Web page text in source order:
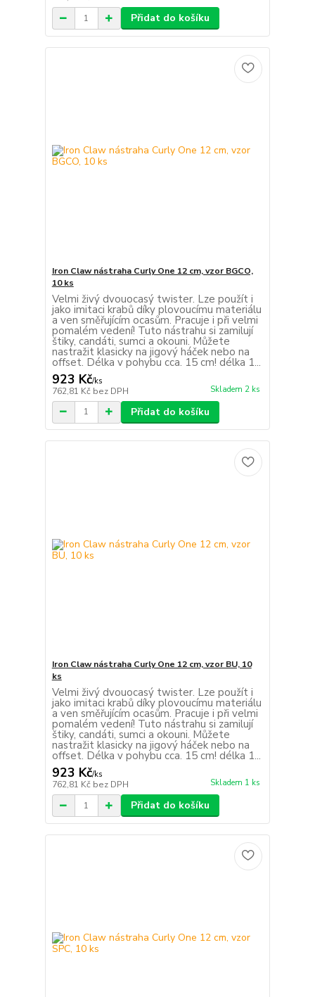
Přidat do košíku
Iron Claw nástraha Curly One 12 cm, vzor BGCO,
10 ks
Velmi živý dvouocasý twister. Lze použít i
jako imitaci krabů díky plovoucímu materiálu
a ven směřujícím ocasům. Pracuje i při velmi
pomalém vedení! Tuto nástrahu si zamilují
štiky, candáti, sumci a okouni. Můžete
nastražit klasicky na jigový háček nebo na
offset. Délka v pohybu cca. 15 cm! délka 1...
923 Kč/ks
762,81 Kč bez DPH Skladem 2 ks
Přidat do košíku
Iron Claw nástraha Curly One 12 cm, vzor BU, 10
ks
Velmi živý dvouocasý twister. Lze použít i
jako imitaci krabů díky plovoucímu materiálu
a ven směřujícím ocasům. Pracuje i při velmi
pomalém vedení! Tuto nástrahu si zamilují
štiky, candáti, sumci a okouni. Můžete
nastražit klasicky na jigový háček nebo na
offset. Délka v pohybu cca. 15 cm! délka 1...
923 Kč/ks
762,81 Kč bez DPH Skladem 1 ks
Přidat do košíku